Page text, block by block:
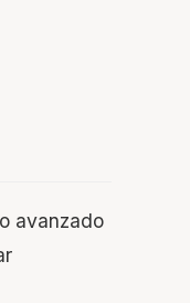
avanzado